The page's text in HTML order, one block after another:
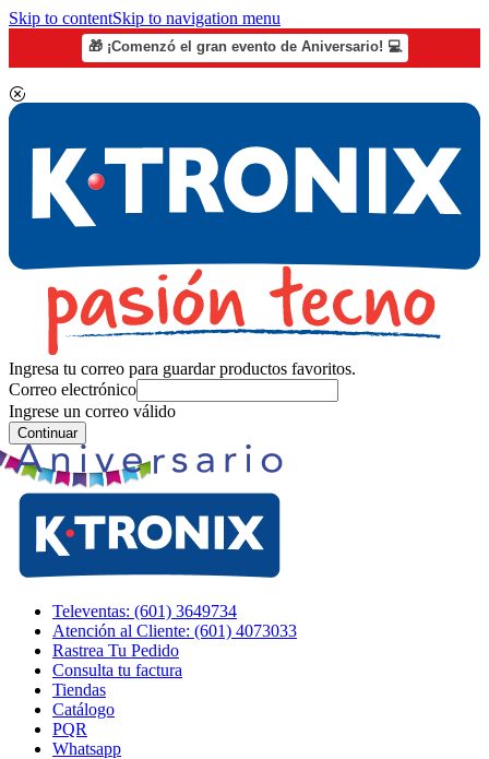
Skip to contentSkip to navigation menu
🎁 ¡Comenzó el gran evento de Aniversario! 💻
Ingresa tu correo para guardar productos favoritos.
Correo electrónico
Ingrese un correo válido
Continuar
Televentas: (601) 3649734
Atención al Cliente: (601) 4073033
Rastrea Tu Pedido
Consulta tu factura
Tiendas
Catálogo
PQR
Whatsapp